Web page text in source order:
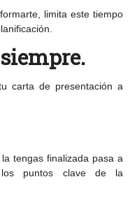
limita este tiempo
carta de presentación a
tengas finalizada pasa a
puntos clave de la